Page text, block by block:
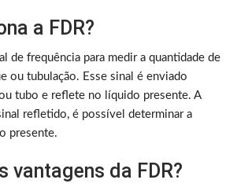
a FDR?
de frequência para medir a quantidade de
ou tubulação. Esse sinal é enviado
tubo e reflete no líquido presente. A
refletido, é possível determinar a
presente.
vantagens da FDR?